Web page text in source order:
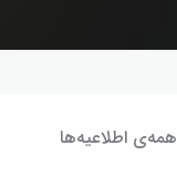
همه‌ی اطلاعیه‌ها